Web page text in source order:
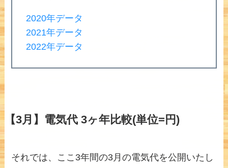
2020年データ
2021年データ
2022年データ
【3月】電気代 3ヶ年比較(単位=円)
それでは、ここ3年間の3月の電気代を公開いたし